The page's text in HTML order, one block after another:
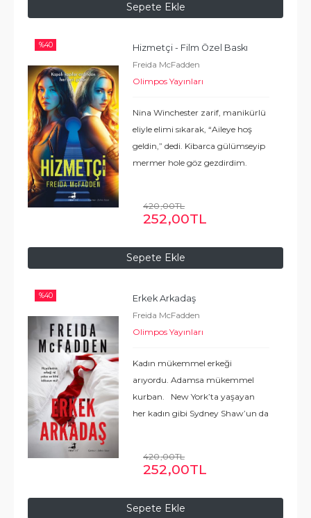
Sepete Ekle
%40
Sepete Ekle
Hizmetçi - Film Özel Baskı
Freida McFadden
Olimpos Yayınları
Nina Winchester zarif, manikürlü
eliyle elimi sıkarak, “Aileye hoş
geldin,” dedi. Kibarca gülümseyip
mermer hole göz gezdirdim.
şansımdı. İstediğim kılığa
420,00TL
252,00TL
%40
Sepete Ekle
Erkek Arkadaş
Freida McFadden
Olimpos Yayınları
Kadın mükemmel erkeği
arıyordu. Adamsa mükemmel
kurban. New York’ta yaşayan
her kadın gibi Sydney Shaw’un da
hesabı onu kitleyen adamlar ve en
420,00TL
252,00TL